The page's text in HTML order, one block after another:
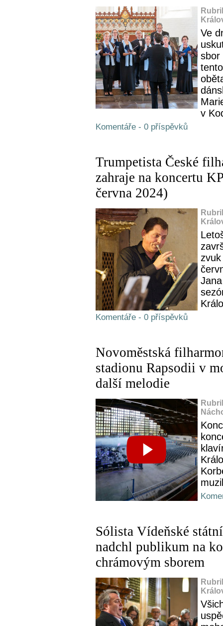
Ve
sbor
v
Komentáře - 0 příspěvků
Trumpetista České
zahraje na koncertu
června 2024)
Komentáře - 0 příspěvků
Novoměstská
stadionu Rapsodii v
další melodie
Sólista Vídeňské
nadchl publikum na
chrámovým sborem